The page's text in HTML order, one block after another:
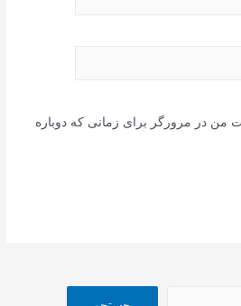
من در مرورگر برای زمانی که دوباره